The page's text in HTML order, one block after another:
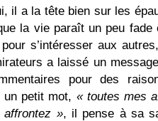
il a la tête bien sur les
la vie paraît un peu
s’intéresser aux
a laissé un
pour des
petit mot, « toutes mes
affrontez », il pense à sa